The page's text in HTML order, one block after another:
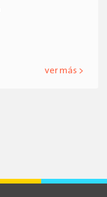
ver más >